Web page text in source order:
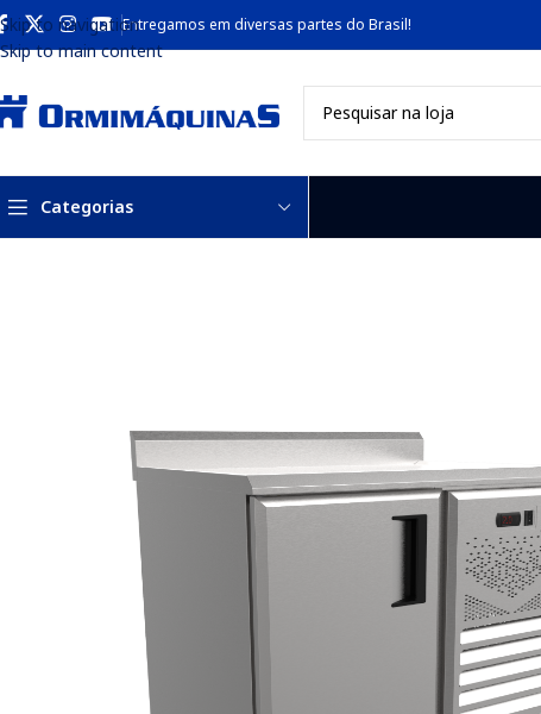
Skip to navigation
Skip to main content
Entregamos em diversas partes do Brasil!
Categorias